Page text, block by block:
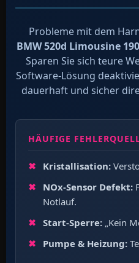
Probleme mit dem
BMW 520d Limousine
Sparen Sie sich teure
Software-Lösung
dauerhaft und sicher
HÄUFIGE
Kristallisation:
NOx-Sensor Defekt:
Notlauf.
Start-Sperre: „Kein
Pumpe & Heizung: